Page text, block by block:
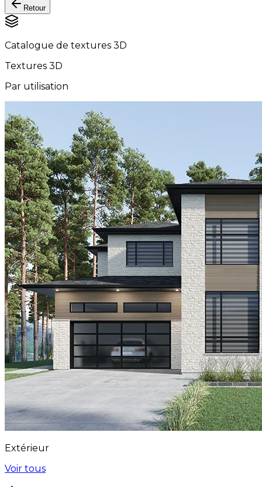
Retour
Catalogue de textures 3D
Textures 3D
Par utilisation
Extérieur
Voir tous